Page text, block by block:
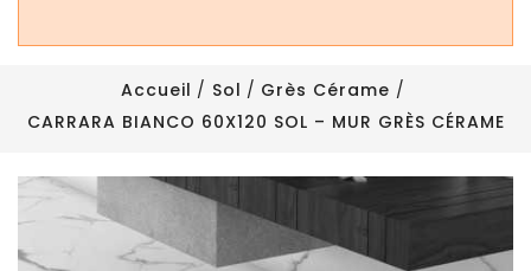
Accueil Sol
Grès Cérame
CARRARA BIANCO 60X120 SOL – MUR GRÈS CÉRAME